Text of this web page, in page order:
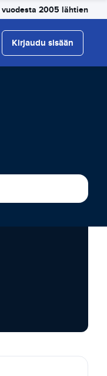
vuodesta 2005 lähtien
Kirjaudu sisään